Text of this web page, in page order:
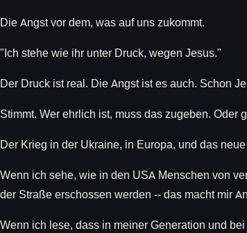
Die Angst vor dem, was auf uns zukommt.
"Ich stehe wie ihr unter Druck, wegen Jesus."
Der Druck ist real. Die Angst ist es auch. Schon
Stimmt. Wer ehrlich ist, muss das zugeben. Oder
Der Krieg in der Ukraine, in Europa, und das
Wenn ich sehe, wie in den USA Menschen von
der Straße erschossen werden -- das macht mir
Wenn ich lese, dass in meiner Generation und